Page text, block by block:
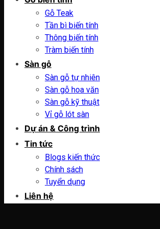
Gỗ Teak
Tần bì biến tính
Thông biến tính
Tràm biến tính
Sàn gỗ
Sàn gỗ tự nhiên
Sàn gỗ hoa văn
Sàn gỗ kỹ thuật
Vỉ gỗ lót sàn
Dự án & Công trình
Tin tức
Blogs kiến thức
Chính sách
Tuyển dụng
Liên hệ